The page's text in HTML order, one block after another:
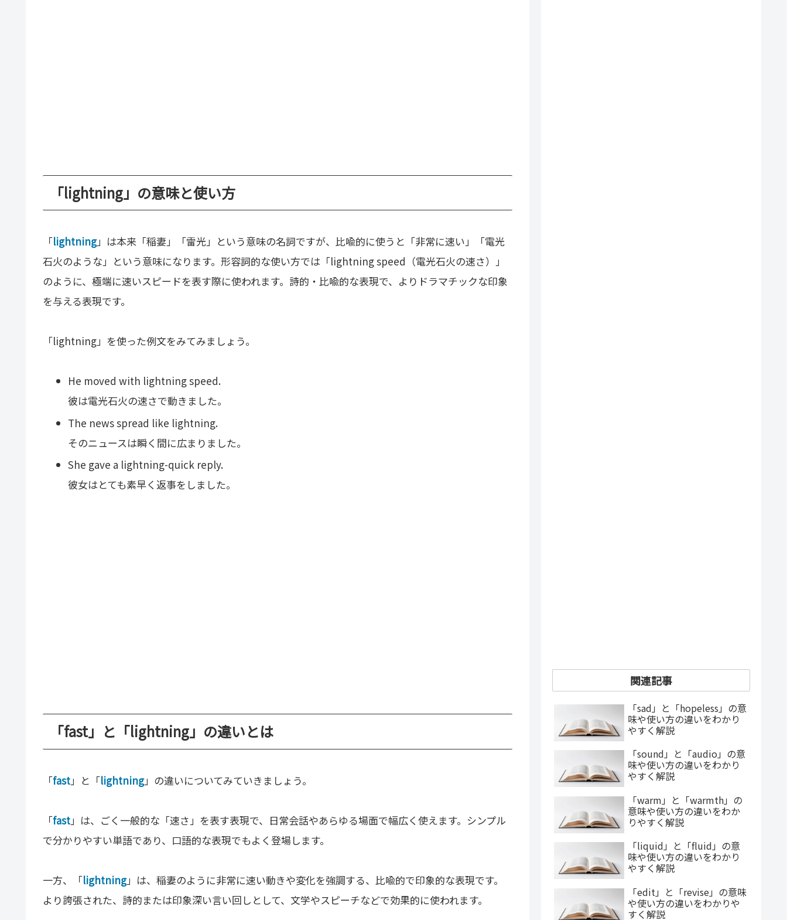
「lightning」の意味と使い方
「lightning」は本来「稲妻」「雷光」という意味の名詞ですが、比喩的に使うと「非常に速い」「電光
石火のような」という意味になります。形容詞的な使い方では「lightning speed（電光石火の速さ）」
のように、極端に速いスピードを表す際に使われます。詩的・比喩的な表現で、よりドラマチックな印象
を与える表現です。
「lightning」を使った例文をみてみましょう。
He moved with lightning speed.
彼は電光石火の速さで動きました。
The news spread like lightning.
そのニュースは瞬く間に広まりました。
She gave a lightning-quick reply.
彼女はとても素早く返事をしました。
「fast」と「lightning」の違いとは
「fast」と「lightning」の違いについてみていきましょう。
「fast」は、ごく一般的な「速さ」を表す表現で、日常会話やあらゆる場面で幅広く使えます。シンプル
で分かりやすい単語であり、口語的な表現でもよく登場します。
一方、「lightning」は、稲妻のように非常に速い動きや変化を強調する、比喩的で印象的な表現です。
より誇張された、詩的または印象深い言い回しとして、文学やスピーチなどで効果的に使われます。
関連記事
「sad」と「hopeless」の意
味や使い方の違いをわかり
やすく解説
「sound」と「audio」の意
味や使い方の違いをわかり
やすく解説
「warm」と「warmth」の
意味や使い方の違いをわか
りやすく解説
「liquid」と「fluid」の意
味や使い方の違いをわかり
やすく解説
「edit」と「revise」の意味
や使い方の違いをわかりや
すく解説